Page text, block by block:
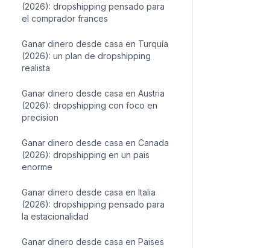
(2026): dropshipping pensado para
el comprador frances
Ganar dinero desde casa en Turquía
(2026): un plan de dropshipping
realista
Ganar dinero desde casa en Austria
(2026): dropshipping con foco en
precision
Ganar dinero desde casa en Canada
(2026): dropshipping en un pais
enorme
Ganar dinero desde casa en Italia
(2026): dropshipping pensado para
la estacionalidad
Ganar dinero desde casa en Paises